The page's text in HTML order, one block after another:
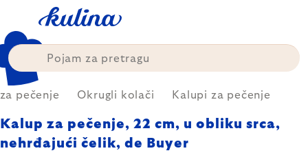
content
pečenje Okrugli kolači Kalupi za pečenje
Kalup za pečenje, 22 cm, u obliku srca,
nehrđajući čelik, de Buyer